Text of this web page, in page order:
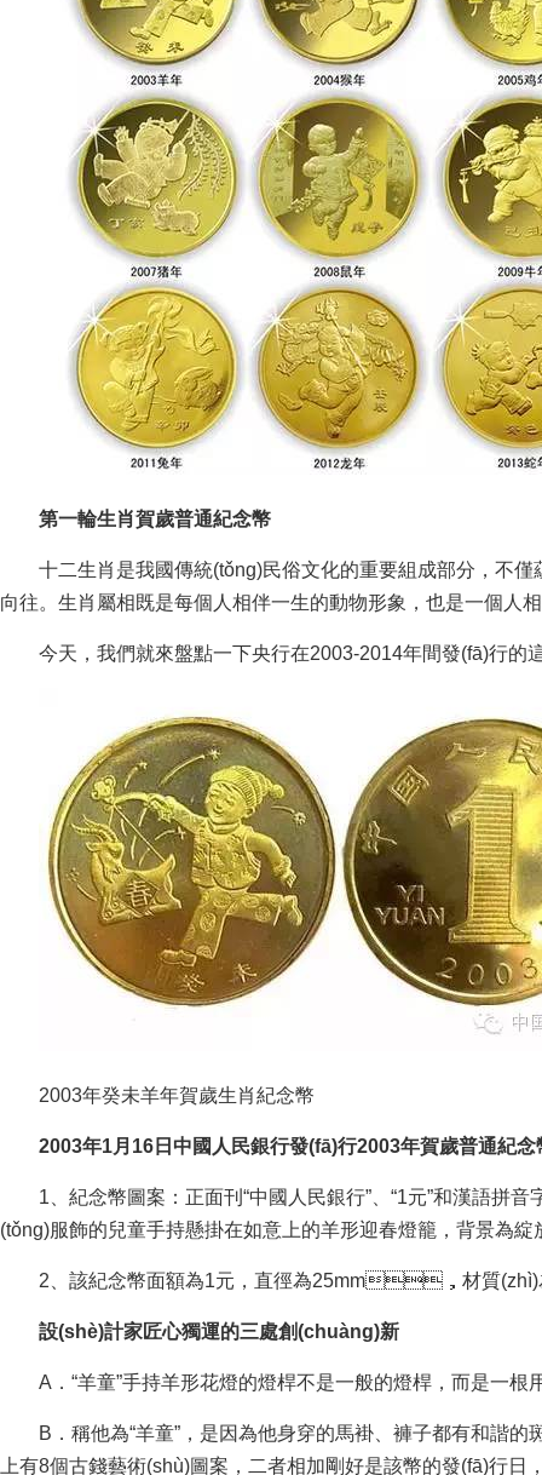
第一輪生肖賀歲普通紀念幣
十二生肖是我國傳統(tǒng)民俗文化的重要組成部分，不僅
向往。生肖屬相既是每個人相伴一生的動物形象，也是一個
今天，我們就來盤點一下央行在2003-2014年間發(fā)行
2003年癸未羊年賀歲生肖紀念幣
2003年1月16日中國人民銀行發(fā)行2003年賀歲普通紀念
1、紀念幣圖案：正面刊“中國人民銀行”、“1元”和漢語拼
(tǒng)服飾的兒童手持懸掛在如意上的羊形迎春燈籠，背景為綻
2、該紀念幣面額為1元，直徑為25mm，材質(zhì)為
設(shè)計家匠心獨運的三處創(chuàng)新
A．“羊童”手持羊形花燈的燈桿不是一般的燈桿，而是一根用珍貴
B．稱他為“羊童”，是因為他身穿的馬褂、褲子都有和諧的
上有8個古錢藝術(shù)圖案，二者相加剛好是該幣的發(fā)行日，真